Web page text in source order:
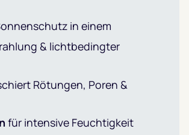
in einem
& lichtbedingter
Rötungen, Poren &
für intensive Feuchtigkeit